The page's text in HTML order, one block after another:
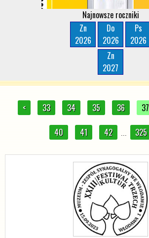
Najnowsze roczniki
Zn
2026
Do
2026
Ps
2026
Zn
2027
< 33 34 35 36 37
40 41 42 ... 325